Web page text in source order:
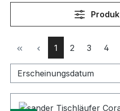
Seite
1 Seite
2 Seite
3 4